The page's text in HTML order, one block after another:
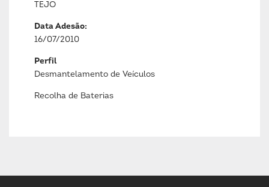
TEJO
Data Adesão:
16/07/2010
Perfil
Desmantelamento de Veículos
Recolha de Baterias